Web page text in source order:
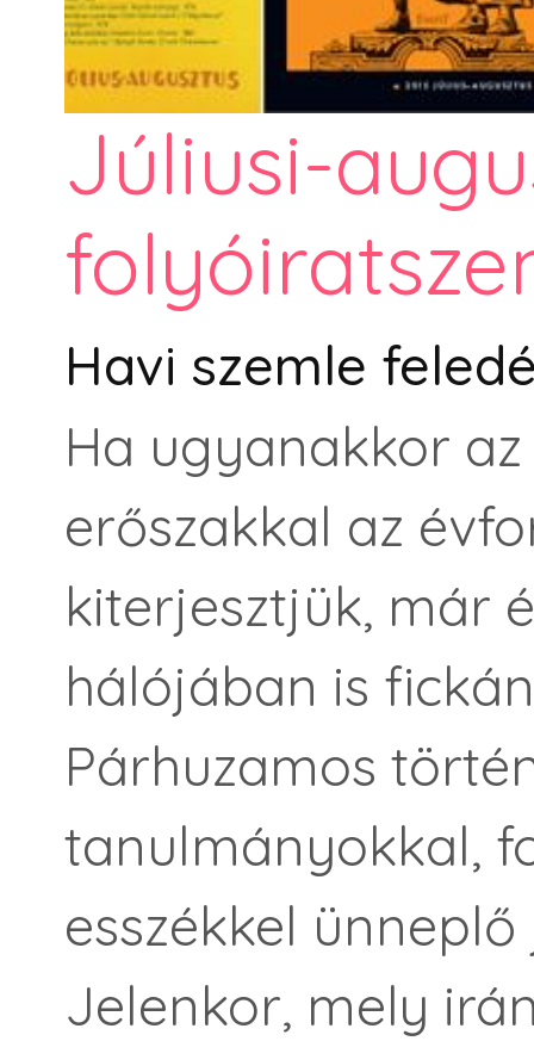
Júliusi-
Havi szemle
Ha ugyanakkor
erőszakkal az
kiterjesztjük, már
hálójában is
Párhuzamos
tanulmányokkal,
esszékkel
Jelenkor, mely